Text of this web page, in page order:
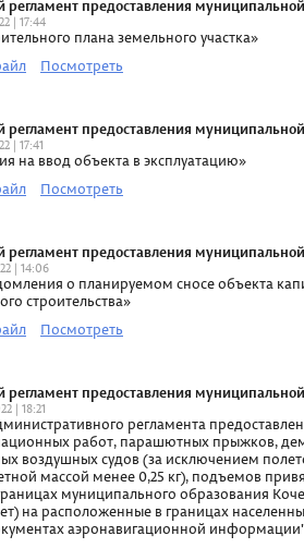
предоставления
| 17:44
плана земельного участка»
Посмотреть
предоставления
| 17:41
на ввод объекта в эксплуатацию»
Посмотреть
предоставления
| 14:06
о планируемом сносе объекта
строительства»
Посмотреть
предоставления
| 18:21
регламента
работ, парашютных прыжков,
воздушных судов (за исключением
массой менее 0,25 кг), подъемов
муниципального образования
на расположенные в границах
аэронавигационной